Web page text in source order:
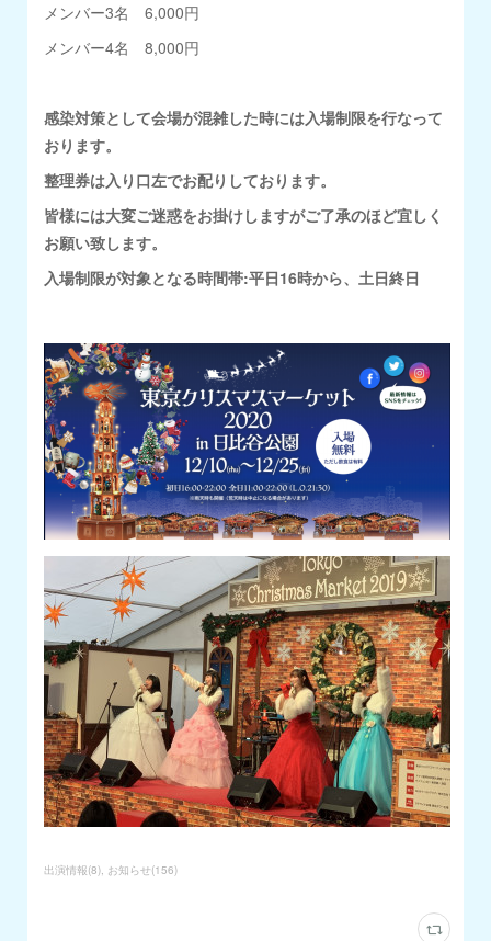
メンバー3名 6,000円
メンバー4名 8,000円
感染対策として会場が混雑した時には入場制限を行なって
おります。
整理券は入り口左でお配りしております。
皆様には大変ご迷惑をお掛けしますがご了承のほど宜しく
お願い致します。
入場制限が対象となる時間帯:平日16時から、土日終日
出演情報(8) お知らせ(156)